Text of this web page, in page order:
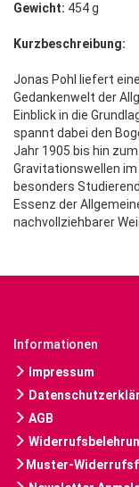
Gewicht: 454 g
Kurzbeschreibung:
Jonas Pohl liefert
Gedankenwelt der
Einblick in die
spannt dabei den
Jahr 1905 bis hin
Gravitationswellen
besonders
Essenz der
nachvollziehbarer
Informationen
Impressum
AGB
Muster-